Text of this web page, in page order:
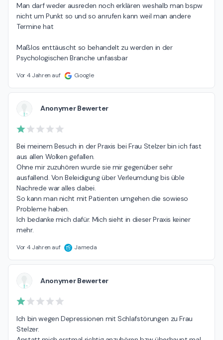
Man darf weder ausreden noch erklären weshalb man bspw
nicht um Punkt so und so anrufen kann weil man andere
Termine hat
Maßlos enttäuscht so behandelt zu werden in der
Psychologischen Branche unfassbar
Vor 4 Jahren auf Google
Anonymer Bewerter
Bei meinem Besuch in der Praxis bei Frau Stelzer bin ich fast
aus allen Wolken gefallen.
Ohne mir zuzuhören wurde sie mir gegenüber sehr
ausfallend. Von Beleidigung über Verleumdung bis üble
Nachrede war alles dabei.
So kann man nicht mit Patienten umgehen die sowieso
Probleme haben.
Ich bedanke mich dafür. Mich sieht in dieser Praxis keiner
mehr.
Vor 4 Jahren auf Jameda
Anonymer Bewerter
Ich bin wegen Depressionen mit Schlafstörungen zu Frau
Stelzer.